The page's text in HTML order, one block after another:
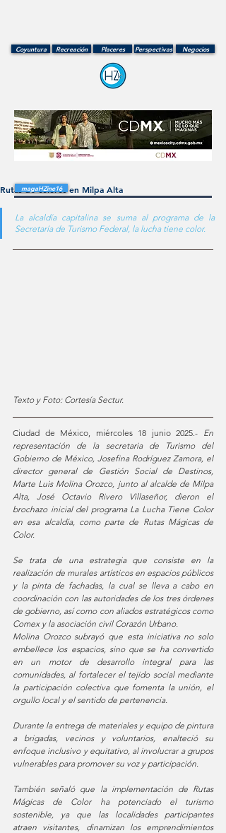
Coyuntura Recreación Placeres Negocios
Perspectivas
Rutas de colores en Milpa Alta
La alcaldía capitalina se suma al programa de la
Secretaría de Turismo Federal, la lucha tiene color.
Texto y Foto: Cortesía Sectur.
Ciudad de México, miércoles 18 junio 2025.- En
representación de la secretaria de Turismo del
Gobierno de México, Josefina Rodríguez Zamora, el
director general de Gestión Social de Destinos,
Marte Luis Molina Orozco, junto al alcalde de Milpa
Alta, José Octavio Rivero Villaseñor, dieron el
brochazo inicial del programa La Lucha Tiene Color
en esa alcaldía, como parte de Rutas Mágicas de
Color.
Se trata de una estrategia que consiste en la
realización de murales artísticos en espacios públicos
y la pinta de fachadas, la cual se lleva a cabo en
coordinación con las autoridades de los tres órdenes
de gobierno, así como con aliados estratégicos como
Comex y la asociación civil Corazón Urbano.
Molina Orozco subrayó que esta iniciativa no solo
embellece los espacios, sino que se ha convertido
en un motor de desarrollo integral para las
comunidades, al fortalecer el tejido social mediante
la participación colectiva que fomenta la unión, el
orgullo local y el sentido de pertenencia.
Durante la entrega de materiales y equipo de pintura
a brigadas, vecinos y voluntarios, enalteció su
enfoque inclusivo y equitativo, al involucrar a grupos
vulnerables para promover su voz y participación.
También señaló que la implementación de Rutas
Mágicas de Color ha potenciado el turismo
sostenible, ya que las localidades participantes
atraen visitantes, dinamizan los emprendimientos
magaHZine16